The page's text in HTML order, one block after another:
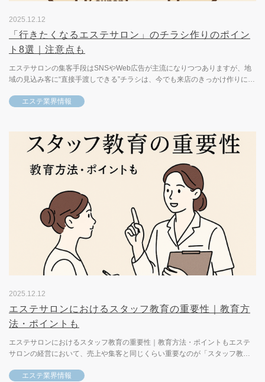
2025.12.12
「行きたくなるエステサロン」のチラシ作りのポイン
ト8選｜注意点も
エステサロンの集客手段はSNSやWeb広告が主流になりつつありますが、地
域の見込み客に“直接手渡しできる”チラシは、今でも来店のきっかけ作りに強
エステ業界情報
2025.12.12
エステサロンにおけるスタッフ教育の重要性｜教育方
法・ポイントも
エステサロンにおけるスタッフ教育の重要性｜教育方法・ポイントもエステ
サロンの経営において、売上や集客と同じくらい重要なのが「スタッフ教
エステ業界情報